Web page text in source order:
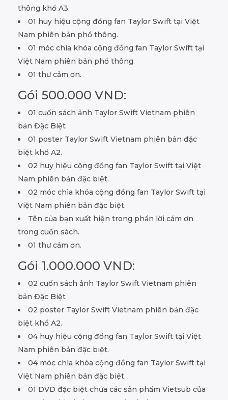
thông khổ A3.
01 huy hiệu cộng đồng fan Taylor Swift tại Việt
Nam phiên bản phổ thông.
01 móc chìa khóa cộng đồng fan Taylor Swift tại
Việt Nam phiên bản phổ thông.
01 thư cảm ơn.
Gói 500.000 VND:
01 cuốn sách ảnh Taylor Swift Vietnam phiên
bản Đặc Biệt
01 poster Taylor Swift Vietnam phiên bản đặc
biệt khổ A2.
02 huy hiệu cộng đồng fan Taylor Swift tại Việt
Nam phiên bản đặc biệt.
02 móc chìa khóa cộng đồng fan Taylor Swift tại
Việt Nam phiên bản đặc biệt.
Tên của bạn xuất hiện trong phần lời cám ơn
trong cuốn sách.
01 thư cảm ơn.
Gói 1.000.000 VND:
02 cuốn sách ảnh Taylor Swift Vietnam phiên
bản Đặc Biệt
02 poster Taylor Swift Vietnam phiên bản đặc
biệt khổ A2.
04 huy hiệu cộng đồng fan Taylor Swift tại Việt
Nam phiên bản đặc biệt.
04 móc chìa khóa cộng đồng fan Taylor Swift tại
Việt Nam phiên bản đặc biệt.
01 DVD đặc biệt chứa các sản phẩm Vietsub của